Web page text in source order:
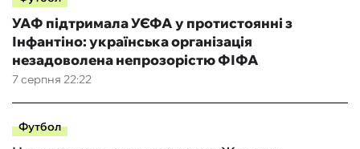
7 серпня 22:22
УАФ підтримала УЄФА у протистоянні з
Інфантіно: українська організація
незадоволена непрозорістю ФІФА
Футбол